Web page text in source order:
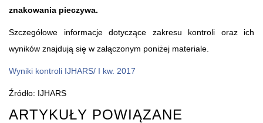
znakowania pieczywa.
Szczegółowe informacje dotyczące zakresu kontroli oraz ich
wyników znajdują się w załączonym poniżej materiale.
Wyniki kontroli IJHARS/ I kw. 2017
Źródło: IJHARS
ARTYKUŁY POWIĄZANE